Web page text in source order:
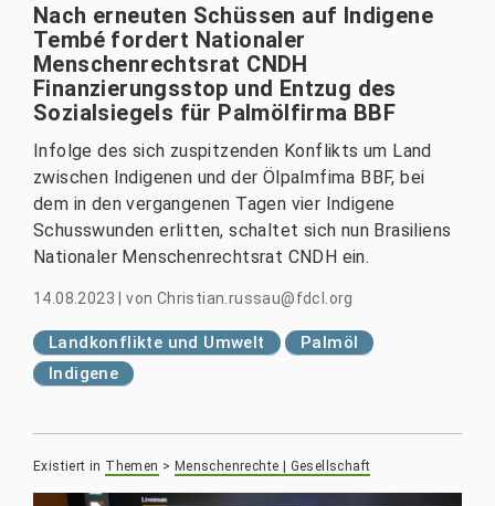
Nach erneuten Schüssen auf Indigene
Tembé fordert Nationaler
Menschenrechtsrat CNDH
Finanzierungsstop und Entzug des
Sozialsiegels für Palmölfirma BBF
Infolge des sich zuspitzenden Konflikts um Land
zwischen Indigenen und der Ölpalmfima BBF, bei
dem in den vergangenen Tagen vier Indigene
Schusswunden erlitten, schaltet sich nun Brasiliens
Nationaler Menschenrechtsrat CNDH ein.
14.08.2023|von Christian.russau@fdcl.org
Landkonflikte und Umwelt
Palmöl
Indigene
Existiert in Themen > Menschenrechte | Gesellschaft